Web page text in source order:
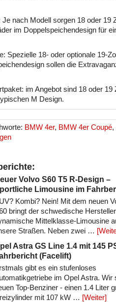
nach Modell sorgen 18 oder 19
im Doppelspeichendesign für
Spezielle 18- oder optionale 19-
sollen die
im Angebot sind 18 oder 19
M Design.
BMW 4er, BMW 4er Coupé,
Volvo S60 T5 R-Design –
Limousine im
Kombi? Nein! Mit dem neuen
bringt der schwedische
Mittelklasse-Limousine
Straßen. Neben zwei …
Astra GS Line 1.4 mit 145
(Facelift)
gibt es ein stufenloses
im Opel Astra. Wir
Top-Benziner - einen 1.4 Liter
mit 107 kW … [Weiter]